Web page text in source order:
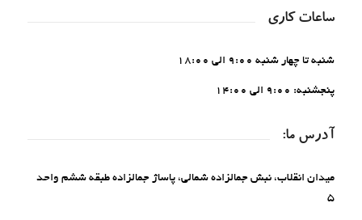
ساعات کاری
شنبه تا چهار شنبه 9:00 الی 18:00
پنجشنبه: 9:00 الی 14:00
آدرس ما:
میدان انقلاب، نبش جمالزاده شمالی، پاساژ جمالزاده طبقه ششم واحد
5